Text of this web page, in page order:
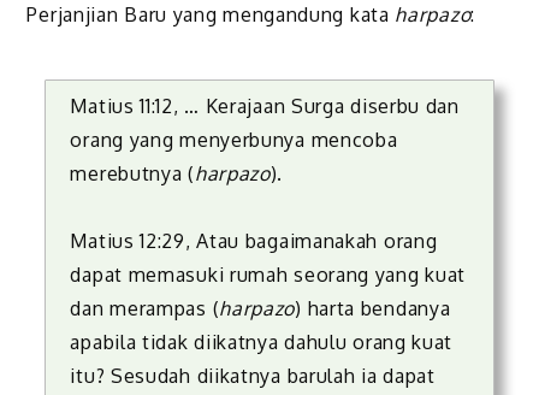
Perjanjian Baru yang mengandung kata harpazo:
Matius 11:12, … Kerajaan Surga diserbu dan
orang yang menyerbunya mencoba
merebutnya (harpazo).
Matius 12:29, Atau bagaimanakah orang
dapat memasuki rumah seorang yang kuat
dan merampas (harpazo) harta bendanya
apabila tidak diikatnya dahulu orang kuat
itu? Sesudah diikatnya barulah ia dapat